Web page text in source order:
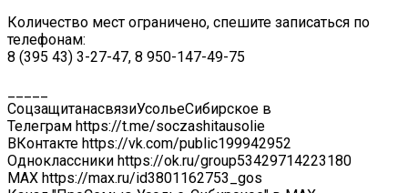
Количество мест ограничено, спешите записаться по
телефонам:
8 (395 43) 3-27-47, 8 950-147-49-75
СоцзащитанасвязиУсольеСибирское в
Телеграм https://t.me/soczashitausolie
ВКонтакте https://vk.com/public199942952
Одноклассники https://ok.ru/group53429714223180
МАХ https://max.ru/id3801162753_gos